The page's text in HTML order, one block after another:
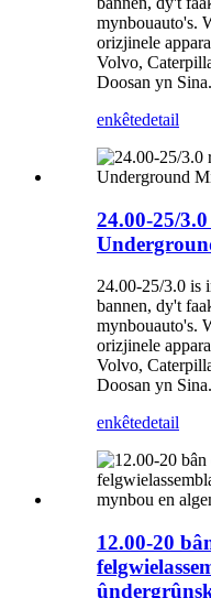
mynbouauto's.
orizjinele
Volvo,
Doosan yn Sina.
enkêtedetail
24.00-25/
24.00-25/3.0 is
bannen, dy't
mynbouauto's.
orizjinele
Volvo,
Doosan yn Sina.
enkêtedetail
12.00-20